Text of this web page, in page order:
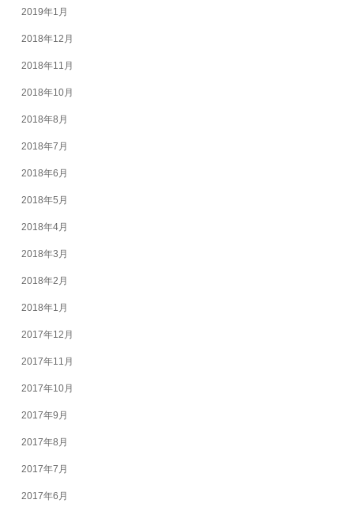
2019年1月
2018年12月
2018年11月
2018年10月
2018年8月
2018年7月
2018年6月
2018年5月
2018年4月
2018年3月
2018年2月
2018年1月
2017年12月
2017年11月
2017年10月
2017年9月
2017年8月
2017年7月
2017年6月